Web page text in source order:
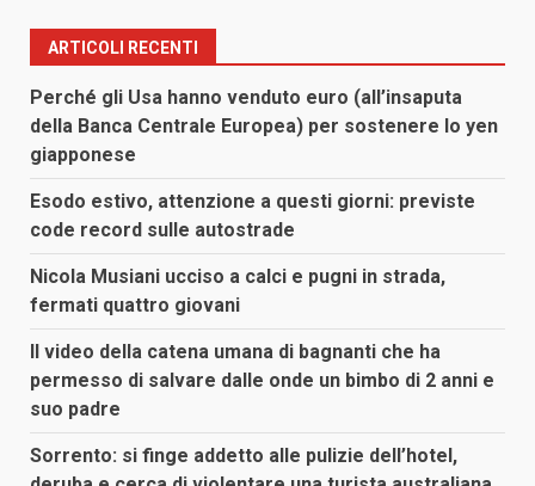
ARTICOLI RECENTI
Perché gli Usa hanno venduto euro (all’insaputa
della Banca Centrale Europea) per sostenere lo yen
giapponese
Esodo estivo, attenzione a questi giorni: previste
code record sulle autostrade
Nicola Musiani ucciso a calci e pugni in strada,
fermati quattro giovani
Il video della catena umana di bagnanti che ha
permesso di salvare dalle onde un bimbo di 2 anni e
suo padre
Sorrento: si finge addetto alle pulizie dell’hotel,